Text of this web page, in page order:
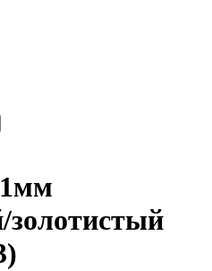
золотистый